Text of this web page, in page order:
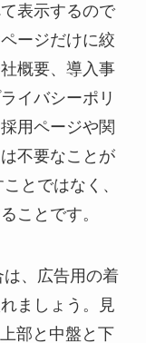
表示するので
ージだけに絞
概要、導入事
イバシーポリ
用ページや関
不要なことが
とではなく、
ことです。
、広告用の着
ましょう。見
部と中盤と下